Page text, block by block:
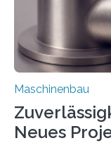
Maschinenbau
Neues